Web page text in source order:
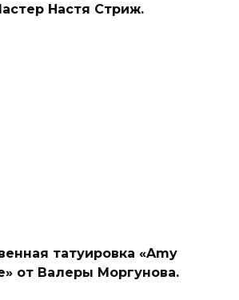
Настя Стриж.
татуировка «Amy
от Валеры Моргунова.